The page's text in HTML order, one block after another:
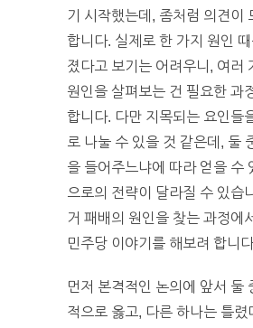
기 시작했는데, 좀처럼 의견이
합니다. 실제로 한 가지 원인
졌다고 보기는 어려우니, 여러
원인을 살펴보는 건 필요한 과
합니다. 다만 지목되는 요인들
로 나눌 수 있을 것 같은데, 둘
을 들어주느냐에 따라 얻을 수
으로의 전략이 달라질 수 있습
거 패배의 원인을 찾는 과정에
민주당 이야기를 해보려 합니
먼저 본격적인 논의에 앞서 둘
적으로 옳고, 다른 하나는 틀렸